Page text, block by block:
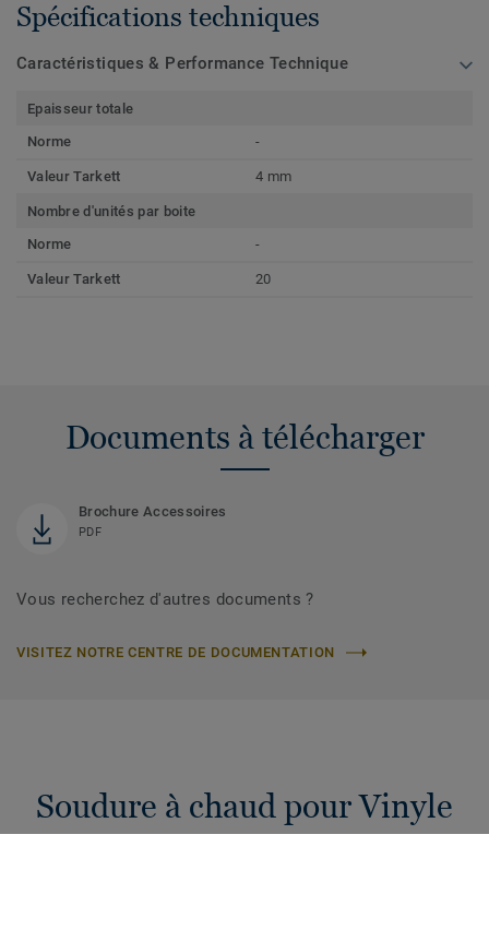
Spécifications techniques
Caractéristiques & Performance Technique
Epaisseur totale
Norme
-
Valeur Tarkett 4 mm
Nombre d'unités par boite
Norme
-
Valeur Tarkett 20
Documents à télécharger
Brochure Accessoires
PDF
Vous recherchez d'autres documents ?
VISITEZ NOTRE CENTRE DE DOCUMENTATION
Soudure à chaud pour Vinyle